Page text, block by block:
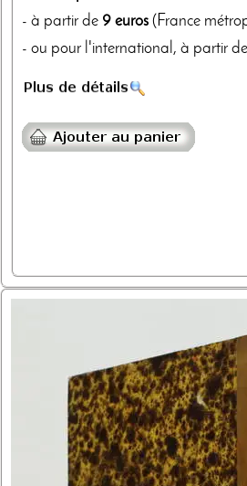
- à partir de 9 euros (France
- ou pour l'international, à partir de